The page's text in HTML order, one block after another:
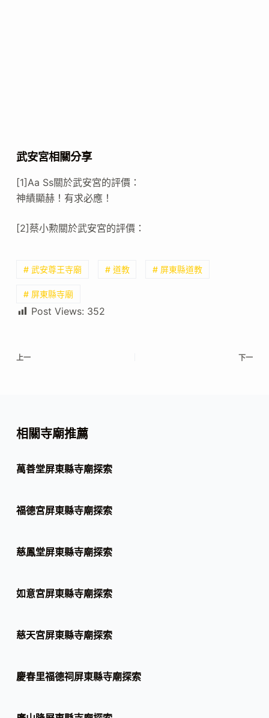
武安宮相關分享
[1]Aa Ss關於武安宮的評價：
神績顯赫！有求必應！
[2]蔡小勲關於武安宮的評價：
# 武安尊王寺廟 # 道教 # 屏東縣道教
# 屏東縣寺廟
Post Views: 352
上一 下一
相關寺廟推薦
萬善堂屏東縣寺廟探索
福德宮屏東縣寺廟探索
慈鳳堂屏東縣寺廟探索
如意宮屏東縣寺廟探索
慈天宮屏東縣寺廟探索
慶春里福德祠屏東縣寺廟探索